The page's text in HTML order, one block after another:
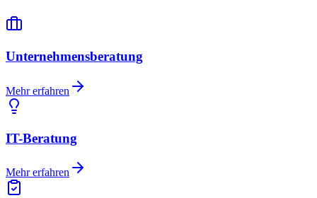
Unternehmensberatung
Mehr erfahren
IT-Beratung
Mehr erfahren